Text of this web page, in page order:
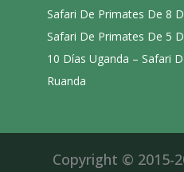
Safari De Primates De 8
Safari De Primates De 5
10 Días Uganda – Safari
Ruanda
Copyright © 2015-